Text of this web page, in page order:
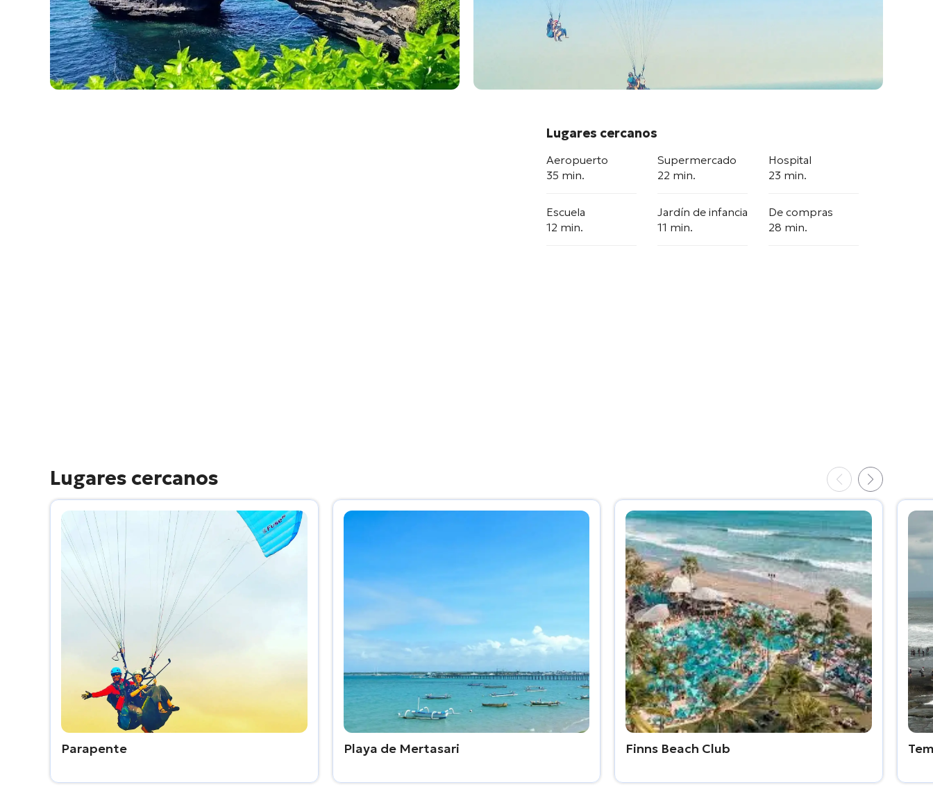
Lugares cercanos
Aeropuerto
35 min.
Supermercado
22 min.
Hospital
23 min.
Escuela
12 min.
Jardín de infancia
11 min.
De compras
28 min.
Lugares cercanos
Parapente Playa de Mertasari Finns Beach Club